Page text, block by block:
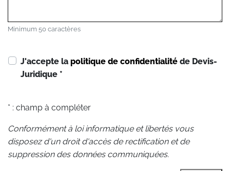
Minimum 50 caractères
J'accepte la politique de confidentialité de Devis-
Juridique *
* : champ à compléter
Conformément à loi informatique et libertés vous
disposez d'un droit d'accès de rectification et de
suppression des données communiquées.